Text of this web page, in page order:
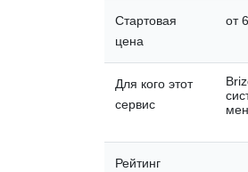
Стартовая
цена
от
Для кого этот
сервис
Рейтинг